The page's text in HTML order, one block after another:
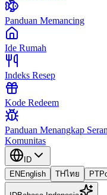
Panduan Memancing
Ide Rumah
Indeks Resep
Kode Redeem
Panduan Menangkap
Komunitas
ID
EN English THไทย PT